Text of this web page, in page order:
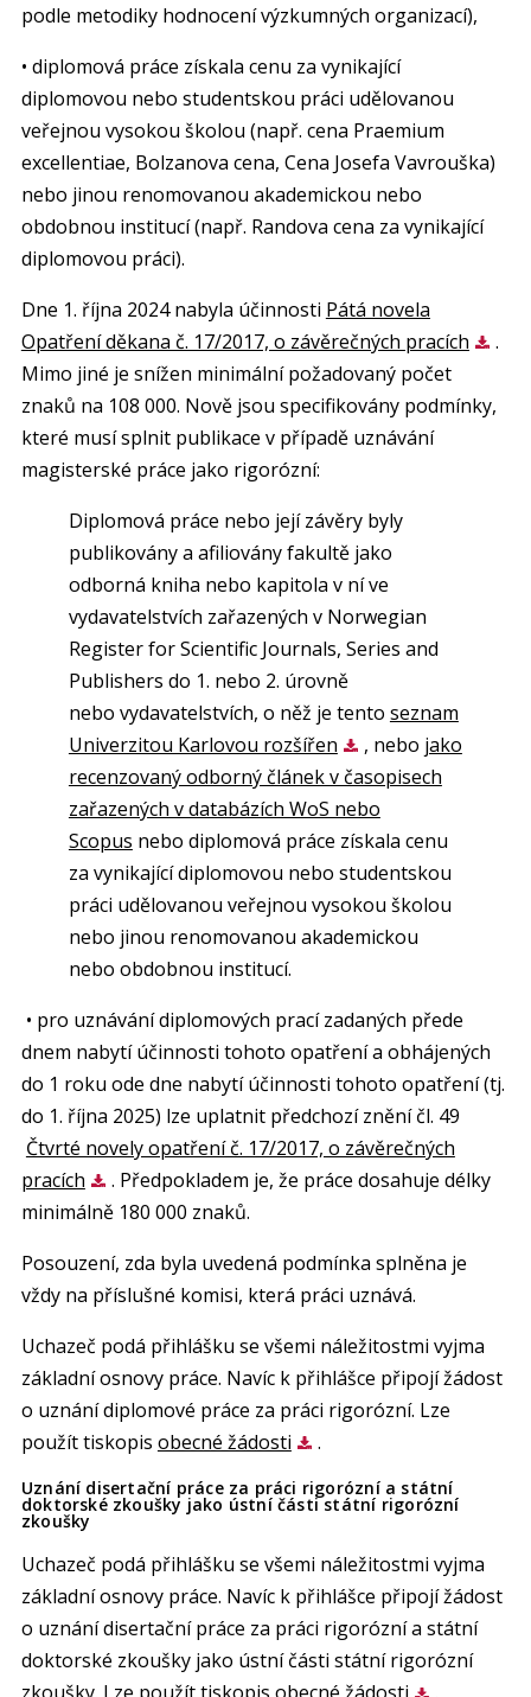
podle metodiky hodnocení výzkumných organizací),
• diplomová práce získala cenu za vynikající
diplomovou nebo studentskou práci udělovanou
veřejnou vysokou školou (např. cena Praemium
excellentiae, Bolzanova cena, Cena Josefa Vavrouška)
nebo jinou renomovanou akademickou nebo
obdobnou institucí (např. Randova cena za vynikající
diplomovou práci).
Dne 1. října 2024 nabyla účinnosti Pátá novela
Opatření děkana č. 17/2017, o závěrečných pracích
.
Mimo jiné je snížen minimální požadovaný počet
znaků na 108 000. Nově jsou specifikovány podmínky,
které musí splnit publikace v případě uznávání
magisterské práce jako rigorózní:
Diplomová práce nebo její závěry byly
publikovány a afiliovány fakultě jako
odborná kniha nebo kapitola v ní ve
vydavatelstvích zařazených v Norwegian
Register for Scientific Journals, Series and
Publishers do 1. nebo 2. úrovně
nebo vydavatelstvích, o něž je tento seznam
Univerzitou Karlovou rozšířen
, nebo jako
recenzovaný odborný článek v časopisech
zařazených v databázích WoS nebo
Scopus nebo diplomová práce získala cenu
za vynikající diplomovou nebo studentskou
práci udělovanou veřejnou vysokou školou
nebo jinou renomovanou akademickou
nebo obdobnou institucí.
• pro uznávání diplomových prací zadaných přede
dnem nabytí účinnosti tohoto opatření a obhájených
do 1 roku ode dne nabytí účinnosti tohoto opatření (tj.
do 1. října 2025) lze uplatnit předchozí znění čl. 49
Čtvrté novely opatření č. 17/2017, o závěrečných
pracích
. Předpokladem je, že práce dosahuje délky
minimálně 180 000 znaků.
Posouzení, zda byla uvedená podmínka splněna je
vždy na příslušné komisi, která práci uznává.
Uchazeč podá přihlášku se všemi náležitostmi vyjma
základní osnovy práce. Navíc k přihlášce připojí žádost
o uznání diplomové práce za práci rigorózní. Lze
použít tiskopis obecné žádosti .
Uznání disertační práce za práci rigorózní a státní
doktorské zkoušky jako ústní části státní rigorózní
zkoušky
Uchazeč podá přihlášku se všemi náležitostmi vyjma
základní osnovy práce. Navíc k přihlášce připojí žádost
o uznání disertační práce za práci rigorózní a státní
doktorské zkoušky jako ústní části státní rigorózní